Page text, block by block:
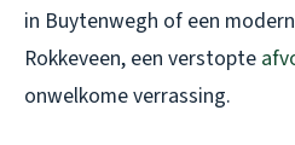
in Buytenwegh of een
Rokkeveen, een verstopte
onwelkome verrassing.